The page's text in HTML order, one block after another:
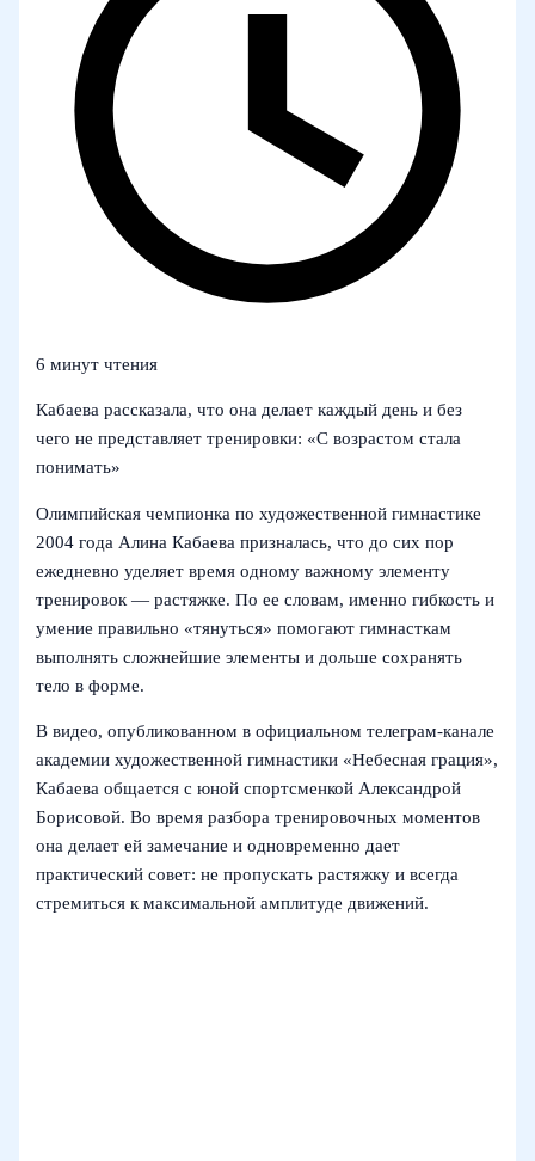
6 минут чтения
Кабаева рассказала, что она делает каждый день и без
чего не представляет тренировки: «С возрастом стала
понимать»
Олимпийская чемпионка по художественной гимнастике
2004 года Алина Кабаева призналась, что до сих пор
ежедневно уделяет время одному важному элементу
тренировок — растяжке. По ее словам, именно гибкость и
умение правильно «тянуться» помогают гимнасткам
выполнять сложнейшие элементы и дольше сохранять
тело в форме.
В видео, опубликованном в официальном телеграм-канале
академии художественной гимнастики «Небесная грация»,
Кабаева общается с юной спортсменкой Александрой
Борисовой. Во время разбора тренировочных моментов
она делает ей замечание и одновременно дает
практический совет: не пропускать растяжку и всегда
стремиться к максимальной амплитуде движений.